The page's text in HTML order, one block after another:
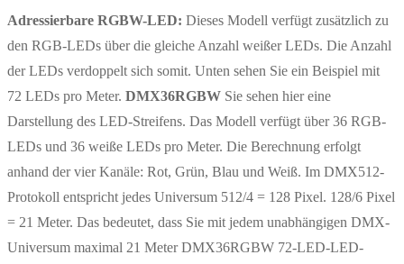
Adressierbare RGBW-LED: Dieses Modell verfügt zusätzlich zu
den RGB-LEDs über die gleiche Anzahl weißer LEDs. Die Anzahl
der LEDs verdoppelt sich somit. Unten sehen Sie ein Beispiel mit
72 LEDs pro Meter. DMX36RGBW Sie sehen hier eine
Darstellung des LED-Streifens. Das Modell verfügt über 36 RGB-
LEDs und 36 weiße LEDs pro Meter. Die Berechnung erfolgt
anhand der vier Kanäle: Rot, Grün, Blau und Weiß. Im DMX512-
Protokoll entspricht jedes Universum 512/4 = 128 Pixel. 128/6 Pixel
= 21 Meter. Das bedeutet, dass Sie mit jedem unabhängigen DMX-
Universum maximal 21 Meter DMX36RGBW 72-LED-LED-